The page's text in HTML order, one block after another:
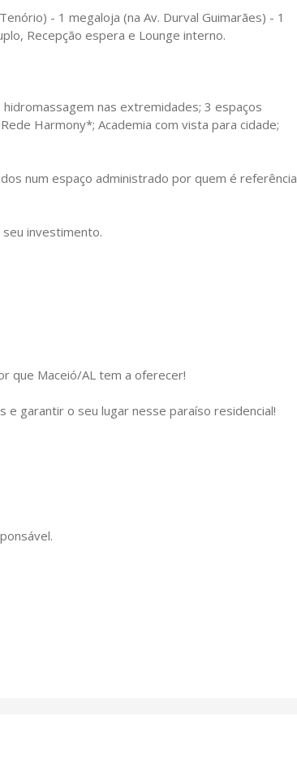
- 1 megaloja (na Av. Durval Guimarães) - 1
Recepção espera e Lounge interno.
nas extremidades; 3 espaços
Harmony*; Academia com vista para cidade;
num espaço administrado por quem é referência
investimento.
que Maceió/AL tem a oferecer!
garantir o seu lugar nesse paraíso residencial!